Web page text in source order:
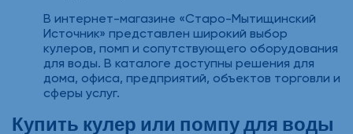
В интернет-магазине «Старо-Мытищинский
Источник» представлен широкий выбор
кулеров, помп и сопутствующего оборудования
для воды. В каталоге доступны решения для
дома, офиса, предприятий, объектов торговли и
сферы услуг.
Купить кулер или помпу для воды